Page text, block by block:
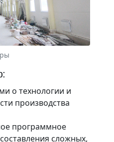
о технологии и
производства
программное
сложных,